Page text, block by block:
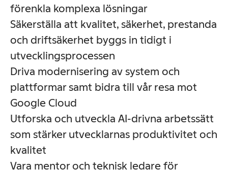
förenkla komplexa lösningar
Säkerställa att kvalitet, säkerhet, prestanda
och driftsäkerhet byggs in tidigt i
utvecklingsprocessen
Driva modernisering av system och
plattformar samt bidra till vår resa mot
Google Cloud
Utforska och utveckla AI-drivna arbetssätt
som stärker utvecklarnas produktivitet och
kvalitet
Vara mentor och teknisk ledare för